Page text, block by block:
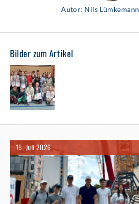
Autor: Nils Lümkemann
Bilder zum Artikel
15. Juli 2026